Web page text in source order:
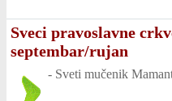
Sveci pravoslavne
septembar/rujan
- Sveti mučenik